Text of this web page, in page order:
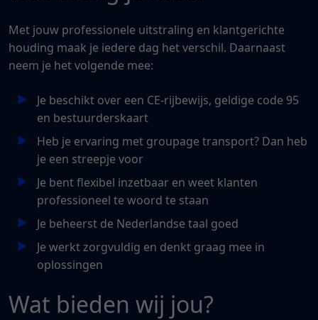
Met jouw professionele uitstraling en klantgerichte
houding maak je iedere dag het verschil. Daarnaast
neem je het volgende mee:
Je beschikt over een CE-rijbewijs, geldige code 95
en bestuurderskaart
Heb je ervaring met groupage transport? Dan heb
je een streepje voor
Je bent flexibel inzetbaar en weet klanten
professioneel te woord te staan
Je beheerst de Nederlandse taal goed
Je werkt zorgvuldig en denkt graag mee in
oplossingen
Wat bieden wij jou?